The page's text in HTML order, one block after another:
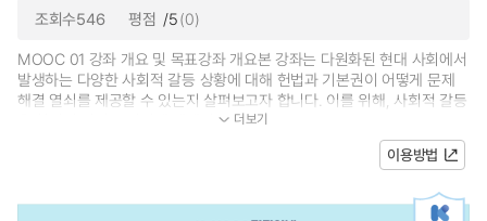
조회수546 평점 /5(0)
MOOC 01 강좌 개요 및 목표강좌 개요본 강좌는 다원화된 현대 사회에서
발생하는 다양한 사회적 갈등 상황에 대해 헌법과 기본권이 어떻게 문제
해결 열쇠를 제공할 수 있는지 살펴보고자 합니다. 이를 위해, 사회적 갈등
을 헌법의 언어로 어떻게 재해석... 더보기
이용방법